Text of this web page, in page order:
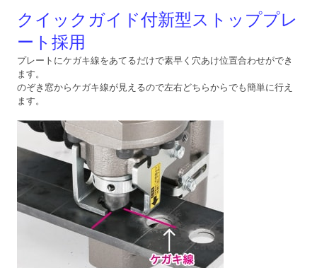
クイックガイド付新型ストッププレ
ート採用
プレートにケガキ線をあてるだけで素早く穴あけ位置合わせができ
ます。
のぞき窓からケガキ線が見えるので左右どちらからでも簡単に行え
ます。